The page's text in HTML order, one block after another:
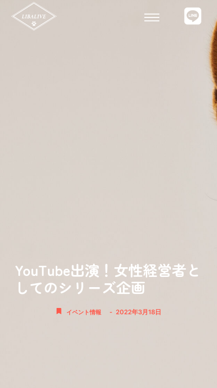
YouTube出演！女性経営者と
してのシリーズ企画
イベント情報 - 2022年3月18日